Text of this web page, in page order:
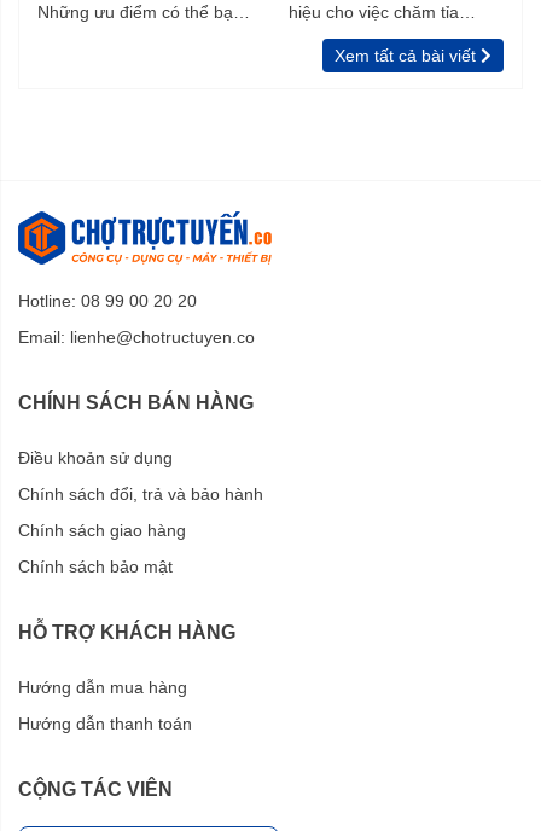
Những ưu điểm có thể bạn
hiệu cho việc chăm tỉa
vườn, rào
Xem tất cả bài viết
Hotline: 08 99 00 20 20
Email: lienhe@chotructuyen.co
CHÍNH SÁCH BÁN HÀNG
Điều khoản sử dụng
Chính sách đổi, trả và bảo hành
Chính sách giao hàng
Chính sách bảo mật
HỖ TRỢ KHÁCH HÀNG
Hướng dẫn mua hàng
Hướng dẫn thanh toán
CỘNG TÁC VIÊN